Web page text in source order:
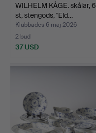
WILHELM KÅGE. skålar, 6
st, stengods, "Eld…
Klubbades 6 maj 2026
2 bud
37 USD